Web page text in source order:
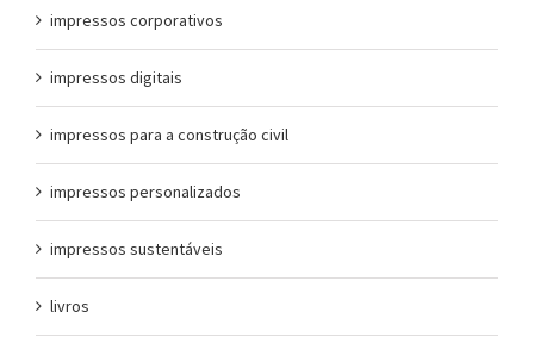
impressos corporativos
impressos digitais
impressos para a construção civil
impressos personalizados
impressos sustentáveis
livros